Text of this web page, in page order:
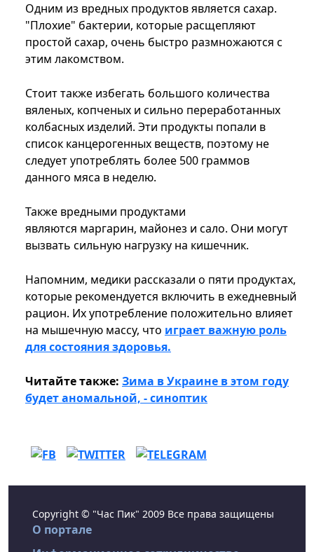
Одним из вредных продуктов является сахар.
"Плохие" бактерии, которые расщепляют
простой сахар, очень быстро размножаются с
этим лакомством.
Стоит также избегать большого количества
вяленых, копченых и сильно переработанных
колбасных изделий. Эти продукты попали в
список канцерогенных веществ, поэтому не
следует употреблять более 500 граммов
данного мяса в неделю.
Также вредными продуктами
являются маргарин, майонез и сало. Они могут
вызвать сильную нагрузку на кишечник.
Напомним, медики рассказали о пяти продуктах,
которые рекомендуется включить в ежедневный
рацион. Их употребление положительно влияет
на мышечную массу, что играет важную роль
для состояния здоровья.
Читайте также: Зима в Украине в этом году
будет аномальной, - синоптик
Copyright © "Час Пик" 2009 Все права защищены
О портале